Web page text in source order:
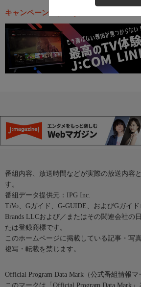
キャンペーン・お得な情報
番組内容、放送時間などが実際の放送内容
す。
番組データ提供元：IPG Inc.
TiVo、Gガイド、G-GUIDE、およびGガイ
Brands LLCおよび／またはその関連会社の
たは登録商標です。
このホームページに掲載している記事・写
複写・転載を禁じます。
Official Program Data Mark（公式番組情報マ
このマークは「Official Program Data Mark